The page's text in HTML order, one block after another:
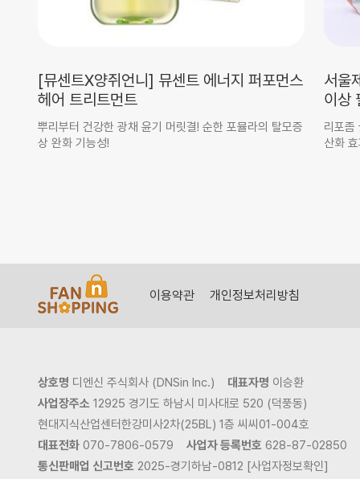
[뮤센트X양쥐언니] 뮤센트 에너지 퍼포먼스
헤어 트리트먼트
뿌리부터 건강한 광채 윤기 머릿결! 순한 포뮬라의 탈모증
상 완화 기능성!
서울
이상
리포좀
산화
이용약관 개인정보처리방침
상호명 디엔신 주식회사 (DNSin Inc.) 대표자명 이승환
사업장주소 12925 경기도 하남시 미사대로 520 (덕풍동)
현대지식산업센터한강미사2차(25BL) 1층 씨씨01-004호
대표전화 070-7806-0579 사업자 등록번호 628-87-02850
통신판매업 신고번호 2025-경기하남-0812 [사업자정보확인]